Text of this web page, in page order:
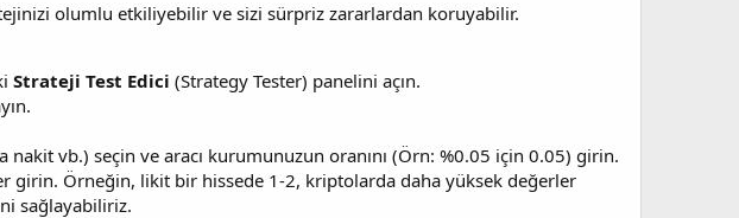
olumlu etkiliyebilir ve sizi sürpriz zararlardan koruyabilir.
Strateji Test Edici (Strategy Tester) panelini açın.
nakit vb.) seçin ve aracı kurumunuzun oranını (Örn: %0.05 için 0.05) girin.
girin. Örneğin, likit bir hissede 1-2, kriptolarda daha yüksek değerler
sağlayabiliriz.